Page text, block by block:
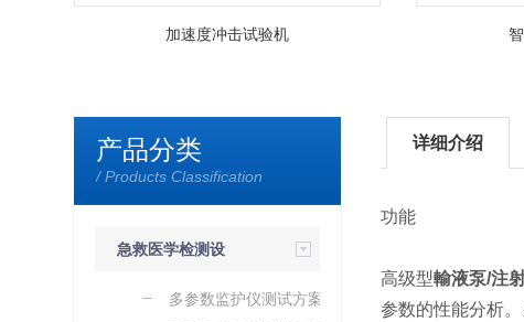
加速度冲击试验机
产品分类
/ Products Classification
急救医学检测设
多参数监护仪测试方案
详细介绍
功能
高级型輸液泵/注
参数的性能分析